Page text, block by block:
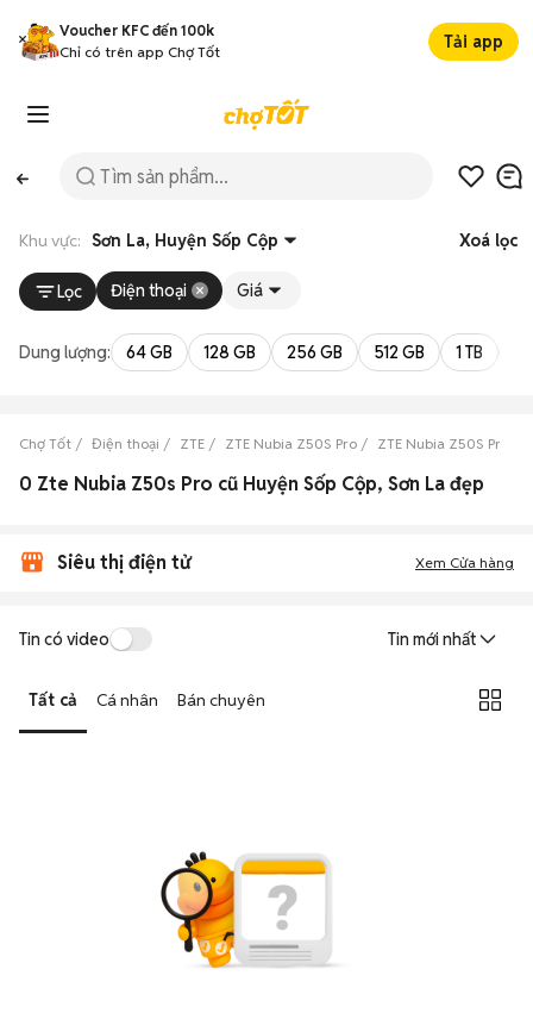
Voucher KFC đến 100k
Chỉ có trên app Chợ Tốt
Tải app
Khu vực: Sơn La, Huyện Sốp Cộp Xoá lọc
Lọc Điện thoại Giá
Dung lượng: 64 GB 128 GB 256 GB 512 GB 1 TB
Chợ Tốt Điện thoại ZTE ZTE Nubia Z50S Pro ZTE Nubia Z50S Pro
0 Zte Nubia Z50s Pro cũ Huyện Sốp Cộp, Sơn La đẹp
Siêu thị điện tử Xem Cửa hàng
Tin có video Tin mới nhất
Tất cả Cá nhân Bán chuyên